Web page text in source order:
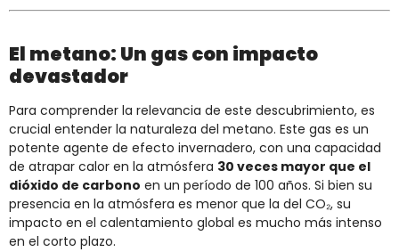
El metano: Un gas con impacto
devastador
Para comprender la relevancia de este descubrimiento, es
crucial entender la naturaleza del metano. Este gas es un
potente agente de efecto invernadero, con una capacidad
de atrapar calor en la atmósfera 30 veces mayor que el
dióxido de carbono en un período de 100 años. Si bien su
presencia en la atmósfera es menor que la del CO₂, su
impacto en el calentamiento global es mucho más intenso
en el corto plazo.